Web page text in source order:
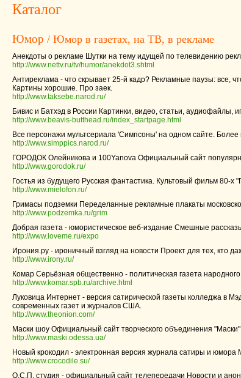
Каталог
Юмор / Юмор в газетах, на ТВ, в рекламе
Анекдоты о рекламе Шутки на тему идущей по телевидению
http://www.nettv.ru/tv/humor/anekdot3.shtml
Антиреклама - что скрывает 25-й кадр? Рекламные паузы: все,
Картины хорошие. Про заек.
http://www.taksebe.narod.ru/
Бивис и Батхэд в России Картинки, видео, статьи,
http://www.beavis-butthead.ru/index_startpage.html
Все персонажи мультсериала 'Симпсоны' на одном сайте.
http://www.simppics.narod.ru/
ГОРОДОК Олейникова и 100Yanova Официальный сайт
http://www.gorodok.ru/
Гостья из будущего Русская фантастика. Культовый фильм 80-
http://www.mielofon.ru/
Гримасы подземки Переделанные рекламные плакаты
http://www.podzemka.ru/grim
Добрая газета - юмористическое веб-издание Смешные
http://www.loveme.ru/expo
Ирония.ру - ироничный взгляд на новости Проект для тех, кто
http://www.irony.ru/
Комар Серьёзная общественно - политическая газета
http://www.komar.spb.ru/archive.html
Луковица Интернет - версия сатирической газеты колледжа в
современных газет и журналов США.
http://www.theonion.com/
Маски шоу Официальный сайт творческого объединения
http://www.maski.odessa.ua/
Новый крокодил - электронная версия журнала сатиры и
http://www.crocodile.su/
О.С.П. студия - официальный сайт телепередачи Новости и